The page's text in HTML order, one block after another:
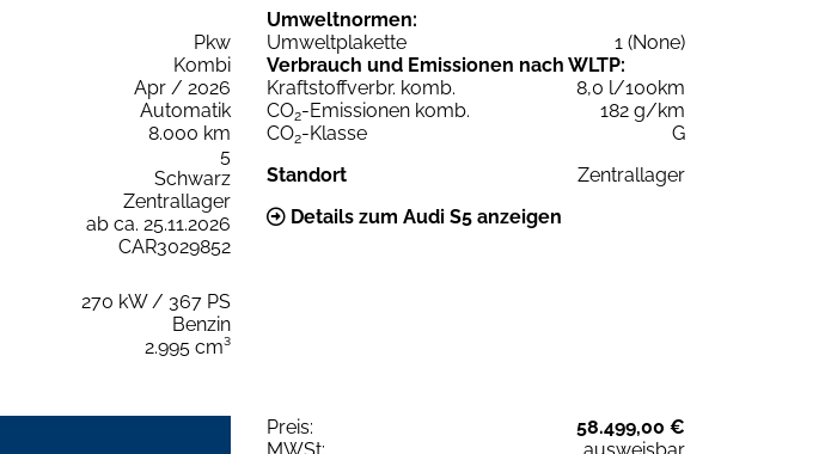
Pkw
Kombi
Apr / 2026
Automatik
8.000 km
5
Schwarz
Zentrallager
ab ca. 25.11.2026
CAR3029852
270 kW / 367 PS
Benzin
2.995 cm³
Umweltnormen:
Umweltplakette
1 (None)
Verbrauch und Emissionen nach WLTP:
Kraftstoffverbr. komb.
8,0 l/100km
CO2-Emissionen komb.
182 g/km
CO2-Klasse
G
Standort
Zentrallager
Details zum Audi S5 anzeigen
Preis:
58.499,00 €
MWSt:
ausweisbar